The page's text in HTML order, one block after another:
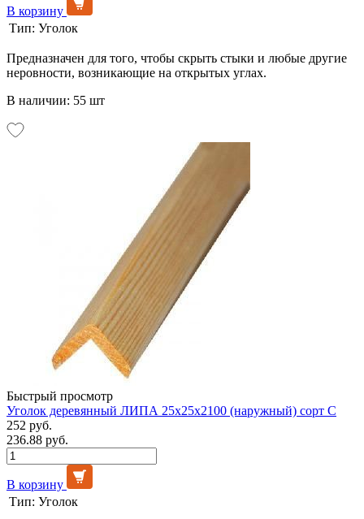
В корзину
Тип: Уголок
Предназначен для того, чтобы скрыть стыки и любые другие
неровности, возникающие на открытых углах.
В наличии: 55 шт
Быстрый просмотр
Уголок деревянный ЛИПА 25х25х2100 (наружный) сорт С
252 руб.
236.88 руб.
В корзину
Тип: Уголок